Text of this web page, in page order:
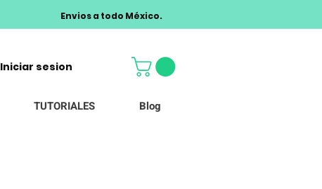
Envios a todo México.
Iniciar sesion
TUTORIALES Blog